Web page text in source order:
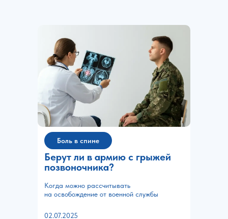
Берут ли в армию с грыжей
позвоночника?
Когда можно рассчитывать
на освобождение от военной службы
02.07.2025
Боль в спине